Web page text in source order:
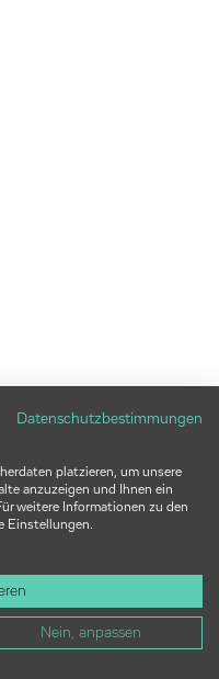
Datenschutzbestimmungen
platzieren, um unsere
anzuzeigen und Ihnen ein
weitere Informationen zu den
Einstellungen.
Nein, anpassen